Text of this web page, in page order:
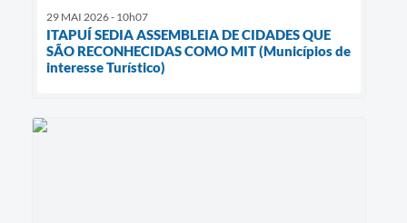
29 MAI 2026 - 10h07
ITAPUÍ SEDIA ASSEMBLEIA DE CIDADES QUE
SÃO RECONHECIDAS COMO MIT (Municípios de
interesse Turístico)